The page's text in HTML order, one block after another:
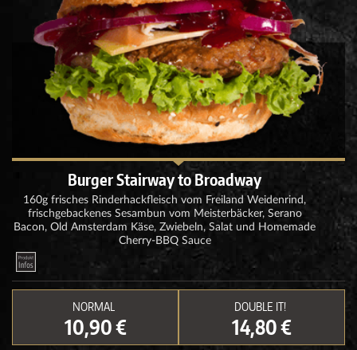
Burger Stairway to Broadway
160g frisches Rinderhackfleisch vom Freiland Weidenrind,
frischgebackenes Sesambun vom Meisterbäcker, Serano
Bacon, Old Amsterdam Käse, Zwiebeln, Salat und Homemade
Cherry-BBQ Sauce
NORMAL
10,90 €
DOUBLE IT!
14,80 €